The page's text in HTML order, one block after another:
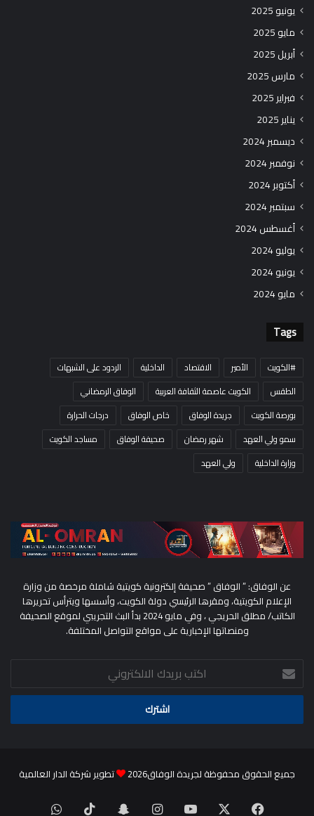
يونيو 2025
مايو 2025
أبريل 2025
مارس 2025
فبراير 2025
يناير 2025
ديسمبر 2024
نوفمبر 2024
أكتوبر 2024
سبتمبر 2024
أغسطس 2024
يوليو 2024
يونيو 2024
مايو 2024
Tags
#الكويت الأمير الاقتصاد الداخلية
الردود على الشبهات
الطقس
الكويت عاصمة الثقافة العربية
الوفاق الرمضاني
بورصة الكويت
جريدة الوفاق خاص الوفاق
درجات الحرارة
سمو ولي العهد
شهر رمضان صحيفة الوفاق
مساجد الكويت
وزارة الداخلية
ولي العهد
عن الوفاق: ” الوفاق ” صحيفة إلكترونية كويتية شاملة مرخصة من وزارة
الإعلام الكويتية، ومقرها الرئيسي دولة الكويت، وأسسها ويترأس تحريرها
الكاتب/ مطلق الحريجي ، وفي مايو 2024 بدأ البث التجريبي لموقع الصحيفة
ومنصاتها الإخبارية على مواقع التواصل المختلفة.
اكتب
بريدك
الالكتروني
جميع الحقوق محفوظة لجريدة الوفاق2026 تطوير شركة الدار العالمية
فيسبوك ‫YouTubeانستقرامسناب ‫TikTokواتساب